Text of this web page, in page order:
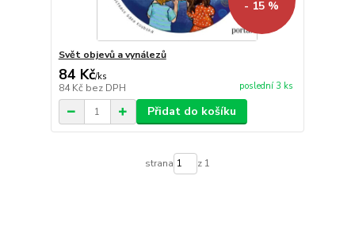
- 15 %
Svět objevů a vynálezů
84 Kč/ks
84 Kč bez DPH poslední 3 ks
Přidat do košíku
strana z 1